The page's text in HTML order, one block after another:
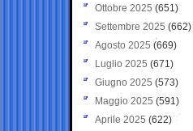
Ottobre 2025 (651)
Settembre 2025 (662)
Agosto 2025 (669)
Luglio 2025 (671)
Giugno 2025 (573)
Maggio 2025 (591)
Aprile 2025 (622)